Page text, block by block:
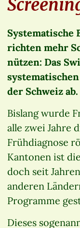
Systematische
richten mehr
nützen: Das
der Schweiz ab.
Bislang wurde
alle zwei Jahre
Frühdiagnose
Kantonen ist
doch seit
anderen
Programme
Dieses